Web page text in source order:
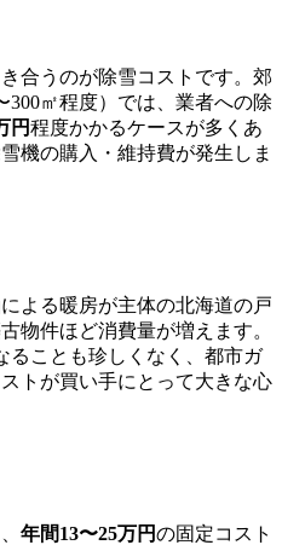
合うのが除雪コストです。郊
300㎡程度）では、業者への除
円程度かかるケースが多くあ
機の購入・維持費が発生しま
よる暖房が主体の北海道の戸
物件ほど消費量が増えます。
ることも珍しくなく、都市ガ
トが買い手にとって大きな心
年間13〜25万円の固定コスト